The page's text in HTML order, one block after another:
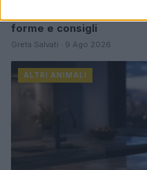
forme e consigli
Greta Salvati · 9 Ago 2026
ALTRI ANIMALI